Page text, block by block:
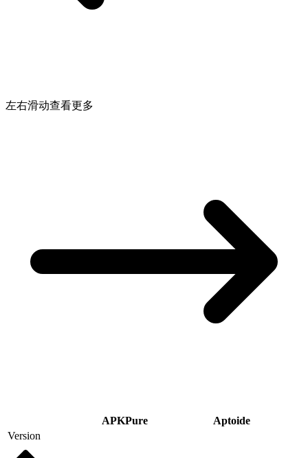
左右滑动查看更多
APKPure
Aptoide
Version